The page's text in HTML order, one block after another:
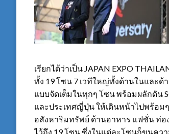
เรียกได้ว่าเป็น JAPAN EXPO
ทั้ง 19 โซน 7 เวทีใหญ่ทั้งด้านในและ
แบบจัดเต็มในทุกๆ โซน พร้อมผลักดัน
และประเทศญี่ปุ่น ให้เดินหน้าไปพร้อม
อสังหาริมทรัพย์ ด้านอาหาร แฟชั่น ท่อ
ไว้ถึง 19 โซน ซึ่งในแต่ละโซนก็ขนคว